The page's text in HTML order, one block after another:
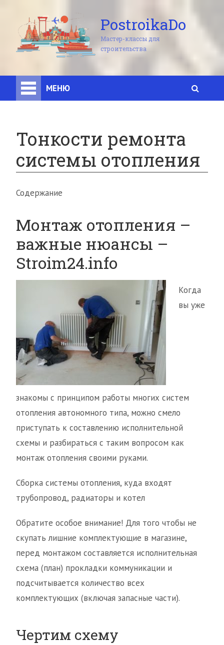
PostroikaDo
Мастер-классы для
строительства
МЕНЮ
Тонкости ремонта
системы отопления
Содержание
Монтаж отопления –
важные нюансы –
Stroim24.info
Когда
вы уже
знакомы с принципом работы многих систем
отопления автономного типа, можно смело
приступать к составлению исполнительной
схемы и разбираться с таким вопросом как
монтаж отопления своими руками.
Сборка системы отопления, куда входят
трубопровод, радиаторы и котел
Обратите особое внимание! Для того чтобы не
скупать лишние комплектующие в магазине,
перед монтажом составляется исполнительная
схема (план) прокладки коммуникации и
подсчитывается количество всех
комплектующих (включая запасные части).
Чертим схему